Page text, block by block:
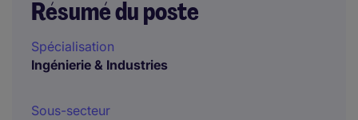
Résumé du poste
Spécialisation
Ingénierie & Industries
Sous-secteur